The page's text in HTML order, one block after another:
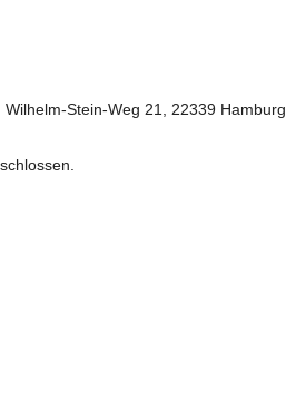
Stein-Weg 21, 22339 Hamburg